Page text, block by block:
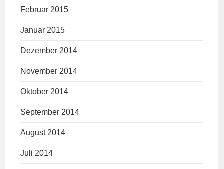
Februar 2015
Januar 2015
Dezember 2014
November 2014
Oktober 2014
September 2014
August 2014
Juli 2014